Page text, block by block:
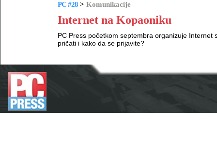
PC #28 > Komunikacije
Internet na Kopaoniku
PC Press početkom septembra organizuje
pričati i kako da se prijavite?